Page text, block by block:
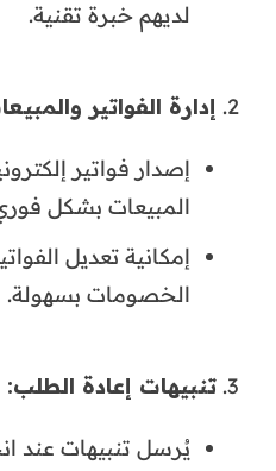
لديهم خبرة تقنية.
إدارة الفواتير
إصدار فواتير
المبيعات بشكل
إمكانية تعديل
الخصومات بسهولة.
تنبيهات إعادة الطلب:
يُرسل تنبيهات عند